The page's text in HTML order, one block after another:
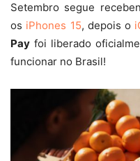
Setembro segue
os iPhones 15, depois o
Pay foi liberado
funcionar no Brasil!